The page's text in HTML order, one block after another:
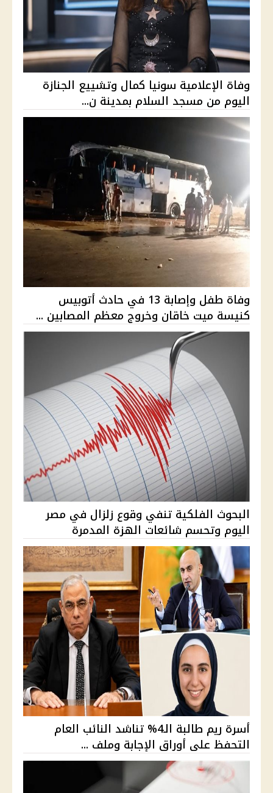
وفاة الإعلامية سونيا كمال وتشييع الجنازة
اليوم من مسجد السلام بمدينة ن...
وفاة طفل وإصابة 13 في حادث أتوبيس
كنيسة ميت خاقان وخروج معظم المصابين ...
البحوث الفلكية تنفي وقوع زلزال في مصر
اليوم وتحسم شائعات الهزة المدمرة
أسرة ريم طالبة الـ4% تناشد النائب العام
التحفظ على أوراق الإجابة وملف ...